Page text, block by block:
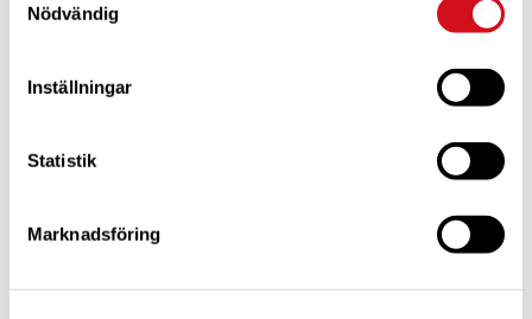
Nödvändig
Inställningar
Statistik
Marknadsföring
Logga in med hjälp av formuläret och följ anvisningarna.